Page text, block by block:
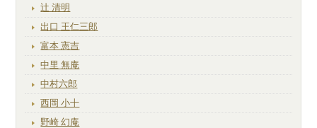
辻 清明
出口 王仁三郎
富本 憲吉
中里 無庵
中村六郎
西岡 小十
野崎 幻庵